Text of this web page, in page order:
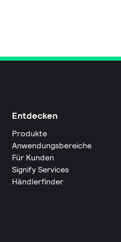
Entdecken
Produkte
Anwendungsbereiche
Für Kunden
Signify Services
Händlerfinder